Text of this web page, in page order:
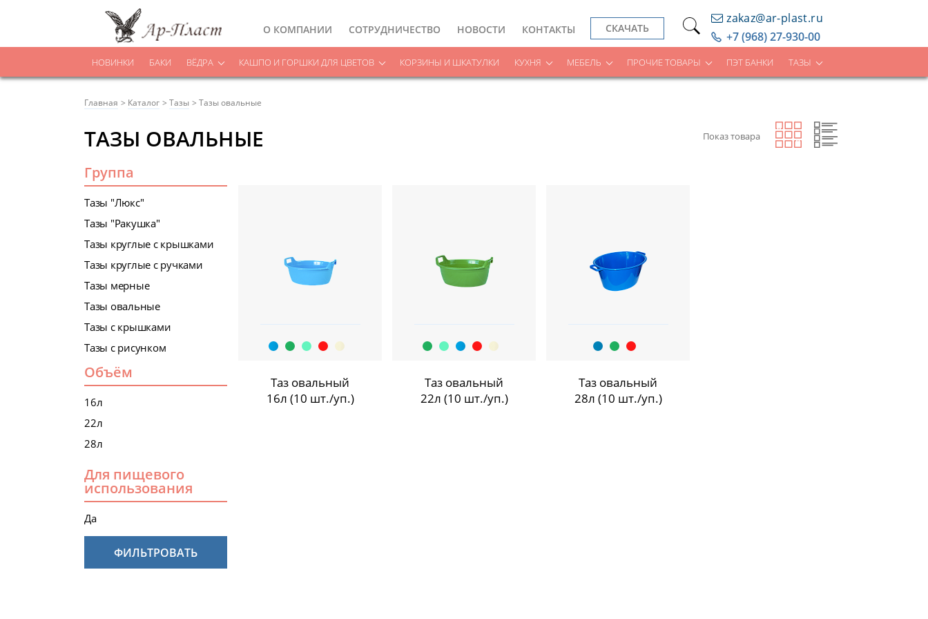
О КОМПАНИИ СОТРУДНИЧЕСТВО НОВОСТИ КОНТАКТЫ СКАЧАТЬ
zakaz@ar-plast.ru
+7 (968) 27-930-00
НОВИНКИ БАКИ ВЁДРА КАШПО И ГОРШКИ ДЛЯ ЦВЕТОВ КОРЗИНЫ И ШКАТУЛКИ КУХНЯ МЕБЕЛЬ ПРОЧИЕ ТОВАРЫ ПЭТ БАНКИ ТАЗЫ
Главная Каталог Тазы Тазы овальные
ТАЗЫ ОВАЛЬНЫЕ Показ товара
Группа
Тазы "Люкс"
Тазы "Ракушка"
Тазы круглые с крышками
Тазы круглые с ручками
Тазы мерные
Тазы овальные
Тазы с крышками
Тазы с рисунком
Объём
16л
22л
28л
Для пищевого
использования
Да
ФИЛЬТРОВАТЬ
Таз овальный
16л (10 шт./уп.)
Таз овальный
22л (10 шт./уп.)
Таз овальный
28л (10 шт./уп.)